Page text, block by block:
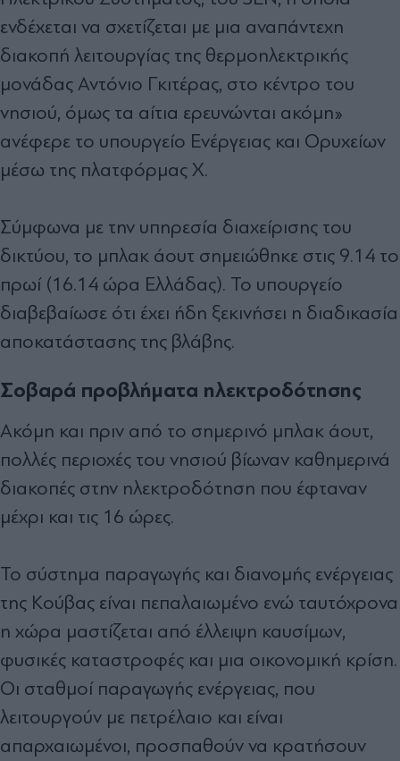
ενδέχεται να σχετίζεται με μια αναπάντεχη
διακοπή λειτουργίας της θερμοηλεκτρικής
μονάδας Αντόνιο Γκιτέρας, στο κέντρο του
νησιού, όμως τα αίτια ερευνώνται ακόμη»
ανέφερε το υπουργείο Ενέργειας και Ορυχείων
μέσω της πλατφόρμας Χ.
Σύμφωνα με την υπηρεσία διαχείρισης του
δικτύου, το μπλακ άουτ σημειώθηκε στις 9.14 το
πρωί (16.14 ώρα Ελλάδας). Το υπουργείο
διαβεβαίωσε ότι έχει ήδη ξεκινήσει η διαδικασία
αποκατάστασης της βλάβης.
Σοβαρά προβλήματα ηλεκτροδότησης
Ακόμη και πριν από το σημερινό μπλακ άουτ,
πολλές περιοχές του νησιού βίωναν καθημερινά
διακοπές στην ηλεκτροδότηση που έφταναν
μέχρι και τις 16 ώρες.
Το σύστημα παραγωγής και διανομής ενέργειας
της Κούβας είναι πεπαλαιωμένο ενώ ταυτόχρονα
η χώρα μαστίζεται από έλλειψη καυσίμων,
φυσικές καταστροφές και μια οικονομική κρίση.
Οι σταθμοί παραγωγής ενέργειας, που
λειτουργούν με πετρέλαιο και είναι
απαρχαιωμένοι, προσπαθούν να κρατήσουν